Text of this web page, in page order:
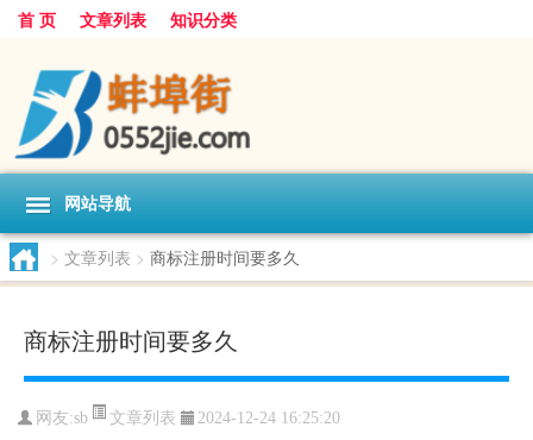
首 页 文章列表 知识分类
网站导航
> 文章列表 > 商标注册时间要多久
商标注册时间要多久
网友:sb 文章列表 2024-12-24 16:25:20